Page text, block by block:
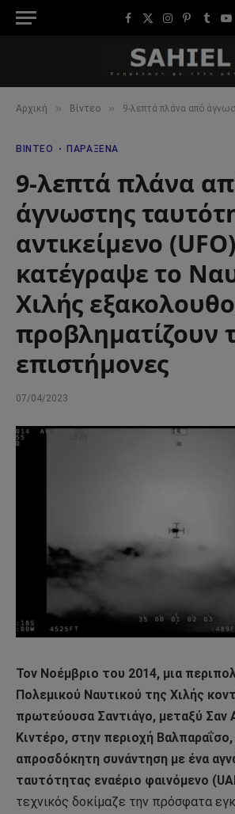
Facebook
X
Instagram
Pinterest
Tumblr
Αρχική » Βίντεο » 9-λεπτά πλάνα από άγνωστης ταυτότητας αντικείμενο (UFO) που κατέγραψε το
ΒΊΝΤΕΟ ΠΑΡΆΞΕΝΑ
9-λεπτά πλάνα
άγνωστης
αντικείμενο
κατέγραψε το
Χιλής
προβληματίζουν
επιστήμονες
07/04/2023
Τον Νοέμβριο του 2014, μια
Πολεμικού Ναυτικού της Χιλής
πρωτεύουσα Σαντιάγο, μεταξύ Σαν
Κιντέρο, στην περιοχή
απροσδόκητη συνάντηση με ένα
ταυτότητας εναέριο φαινόμενο
τεχνικός δοκίμαζε την πρόσφατα